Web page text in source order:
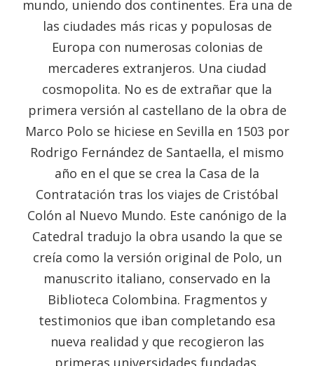
mundo, uniendo dos continentes. Era una de
las ciudades más ricas y populosas de
Europa con numerosas colonias de
mercaderes extranjeros. Una ciudad
cosmopolita. No es de extrañar que la
primera versión al castellano de la obra de
Marco Polo se hiciese en Sevilla en 1503 por
Rodrigo Fernández de Santaella, el mismo
año en el que se crea la Casa de la
Contratación tras los viajes de Cristóbal
Colón al Nuevo Mundo. Este canónigo de la
Catedral tradujo la obra usando la que se
creía como la versión original de Polo, un
manuscrito italiano, conservado en la
Biblioteca Colombina. Fragmentos y
testimonios que iban completando esa
nueva realidad y que recogieron las
primeras universidades fundadas,